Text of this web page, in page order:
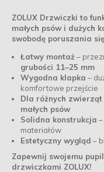
ZOLUX Drzwiczki to
małych psów i dużych
swobodę poruszania
Łatwy montaż –
grubości 11–25 mm
Wygodna klapka –
komfortowe przejście
Dla różnych zwierząt
małych psów
Solidna konstrukcja
materiałów
Estetyczny wygląd –
Zapewnij swojemu
drzwiczkami ZOLUX!